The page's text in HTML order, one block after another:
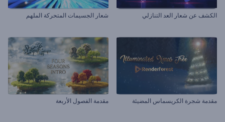
الكشف عن شعار العد التنازلي شعار الجسيمات المتحركة الملهم
مقدمة شجرة الكريسماس المضيئة مقدمة الفصول الأربعة